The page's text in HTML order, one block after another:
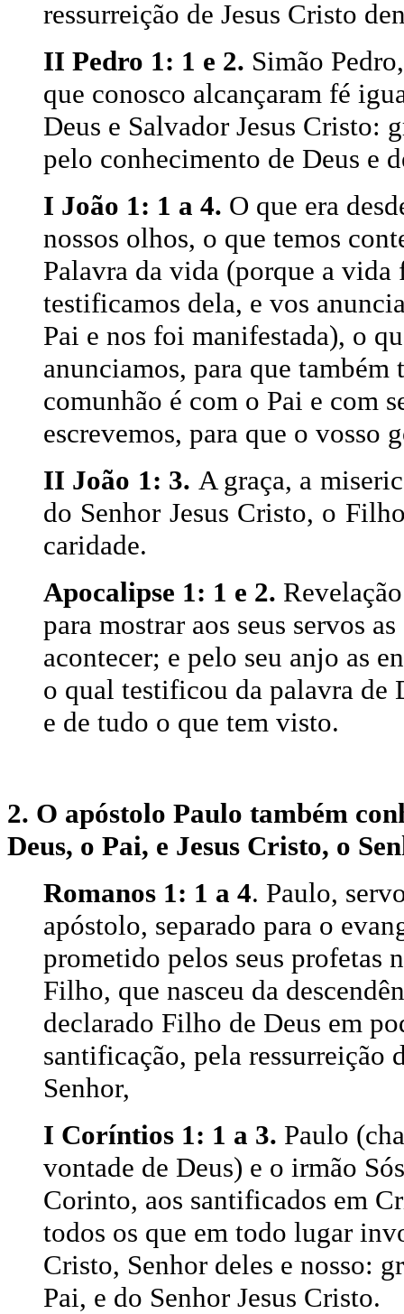
ressurreição de Jesus Cristo
II Pedro 1: 1 e 2. Simão
que conosco alcançaram fé
Deus e Salvador Jesus Cristo:
pelo conhecimento de Deus e
I João 1: 1 a 4. O que era
nossos olhos, o que temos
Palavra da vida (porque a
testificamos dela, e vos
Pai e nos foi manifestada), o
anunciamos, para que também
comunhão é com o Pai e com
escrevemos, para que o vosso
II João 1: 3. A graça, a
do Senhor Jesus Cristo, o
caridade.
Apocalipse 1: 1 e 2.
para mostrar aos seus servos
acontecer; e pelo seu anjo as
o qual testificou da palavra de
e de tudo o que tem visto.
2. O apóstolo Paulo também
Deus, o Pai, e Jesus Cristo, o
Romanos 1: 1 a 4. Paulo,
apóstolo, separado para o
prometido pelos seus profetas
Filho, que nasceu da
declarado Filho de Deus em
santificação, pela
Senhor,
I Coríntios 1: 1 a 3. Paulo
vontade de Deus) e o irmão
Corinto, aos santificados em
todos os que em todo lugar
Cristo, Senhor deles e nosso:
Pai, e do Senhor Jesus Cristo.